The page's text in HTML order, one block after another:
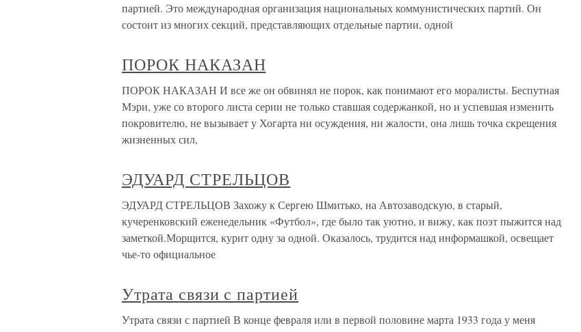
партией. Это международная организация национальных коммунистических партий. Он
состоит из многих секций, представляющих отдельные партии, одной
ПОРОК НАКАЗАН
ПОРОК НАКАЗАН И все же он обвинял не порок, как понимают его моралисты. Беспутная
Мэри, уже со второго листа серии не только ставшая содержанкой, но и успевшая изменить
покровителю, не вызывает у Хогарта ни осуждения, ни жалости, она лишь точка скрещения
жизненных сил,
ЭДУАРД СТРЕЛЬЦОВ
ЭДУАРД СТРЕЛЬЦОВ Захожу к Сергею Шмитько, на Автозаводскую, в старый,
кучеренковский еженедельник «Футбол», где было так уютно, и вижу, как поэт пыжится над
заметкой.Морщится, курит одну за одной. Оказалось, трудится над информашкой, освещает
чье-то официальное
Утрата связи с партией
Утрата связи с партией В конце февраля или в первой половине марта 1933 года у меня